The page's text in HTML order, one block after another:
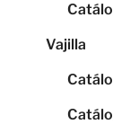
Vajilla